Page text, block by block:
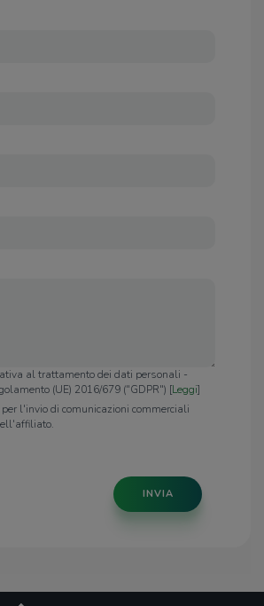
al trattamento dei dati personali -
(UE) 2016/679 ("GDPR") [Leggi]
l'invio di comunicazioni commerciali
INVIA